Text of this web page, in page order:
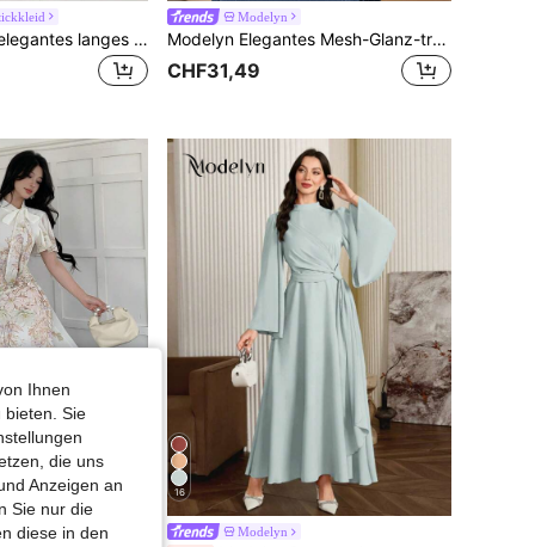
Modelyn Damen elegantes langes Kleid mit floraler Stickerei, Rundhalsausschnitt und Rüschen-Kurzarm
Modelyn
Modelyn Elegantes Mesh-Glanz-trägerloses Kleid mit Puffärmeln für Frauen, Frühling & Herbst
CHF31,49
16
Modelyn
Ihnen
bieten. Sie
die uns
Anzeigen an
Sie nur die
diese in den